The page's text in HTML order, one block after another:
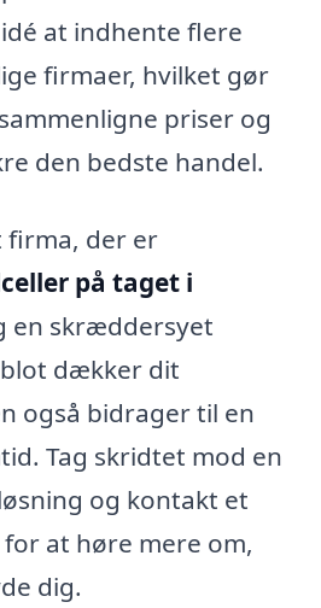
at indhente flere
firmaer, hvilket gør
priser og
den bedste handel.
firma, der er
på taget i
en skræddersyet
dækker dit
også bidrager til en
Tag skridtet mod en
og kontakt et
at høre mere om,
dig.